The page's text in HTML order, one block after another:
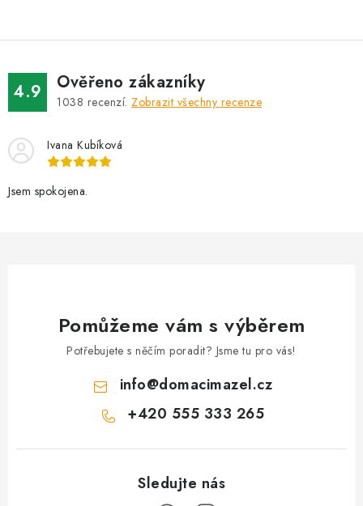
4.9 Ověřeno zákazníky
1038 recenzí. Zobrazit všechny recenze
Ivana Kubíková
Jsem spokojena.
Pomůžeme vám s výběrem
Potřebujete s něčím poradit? Jsme tu pro vás!
info@domacimazel.cz
+420 555 333 265